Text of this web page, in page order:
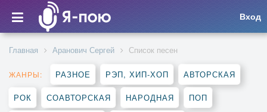
Вход
Главная Аранович Сергей Список песен
ЖАНРЫ: РАЗНОЕ РЭП, ХИП-ХОП АВТОРСКАЯ
РОК СОАВТОРСКАЯ НАРОДНАЯ ПОП